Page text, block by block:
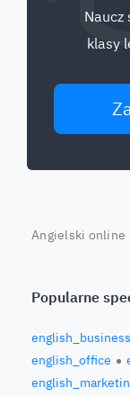
Naucz
klasy
Angielski online
Popularne
english_business
english_office